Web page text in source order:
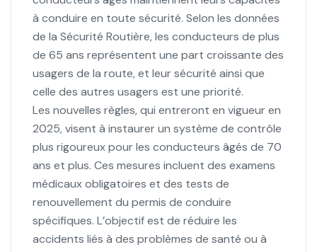
à conduire en toute sécurité. Selon les données
de la Sécurité Routière, les conducteurs de plus
de 65 ans représentent une part croissante des
usagers de la route, et leur sécurité ainsi que
celle des autres usagers est une priorité.
Les nouvelles règles, qui entreront en vigueur en
2025, visent à instaurer un système de contrôle
plus rigoureux pour les conducteurs âgés de 70
ans et plus. Ces mesures incluent des examens
médicaux obligatoires et des tests de
renouvellement du permis de conduire
spécifiques. L’objectif est de réduire les
accidents liés à des problèmes de santé ou à